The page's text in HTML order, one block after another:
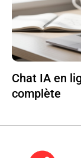
Chat IA en
complète